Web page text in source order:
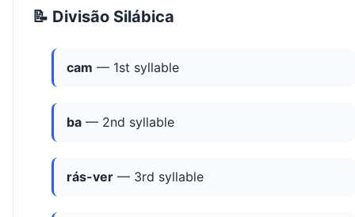
📝 Divisão Silábica
cam — 1st syllable
ba — 2nd syllable
rás-ver — 3rd syllable